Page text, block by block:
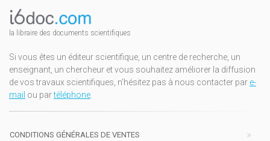
la libraire des documents scientifiques
Si vous êtes un éditeur scientifique, un centre de recherche, un
enseignant, un chercheur et vous souhaitez améliorer la diffusion
de vos travaux scientifiques, n'hésitez pas à nous contacter par e-
mail ou partéléphone.
CONDITIONS GÉNÉRALES DE VENTES